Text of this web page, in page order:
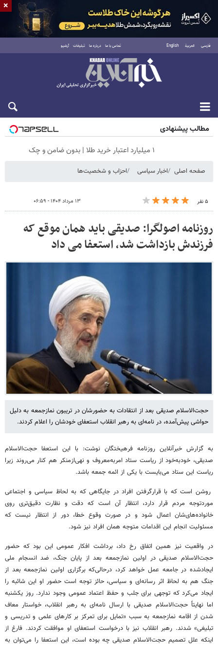
فارسی العربية English تماس با ما درباره ما تبلیغات آرشیو
شنبه ۱۷ مرداد ۱۴۰۵
مطالب پیشنهادی
۱ میلیارد اعتبار خرید طلا | بدون ضامن و چک
صفحه اصلی اخبار سیاسی احزاب و شخصیت‌ها
۵ نفر ۱۳ مرداد ۱۴۰۴ - ۰۶:۵۹
روزنامه اصولگرا: صدیقی باید همان موقع که
فرزندش بازداشت شد، استعفا می داد
حجت‌الاسلام صدیقی بعد از انتقادات به حضورشان در تریبون نمازجمعه به دلیل
حواشی پیش‌آمده، در نامه‌ای به رهبر انقلاب استعفای خودشان را اعلام کردند.
به گزارش خبرآنلاین روزنامه فرهیختگان نوشت: با این استعفا حجت‌الاسلام
صدیقی، خودبه‌خود از ریاست ستاد امربه‌معروف و نهی‌ازمنکر هم کنار ‌می‌روند زیرا
ریاست این ستاد می‌بایست با یکی از ائمه جمعه باشد.
روشن است که با قرارگرفتن افراد در جایگاهی که به لحاظ سیاسی و اجتماعی
موردتوجه مردم قرار دارد، انتظار آن است که دقت و نظارت دقیق‌تری روی
خانواده‌های‌شان اعمال شود و در صورت وقوع خطا، دور از انتظار نیست که
مسئولیت انجام این اقدامات متوجه همان افراد نیز شود.
در واقعیت نیز همین اتفاق رخ داد، برداشت افکار عمومی این بود که حضور
حجت‌الاسلام صدیقی در اولین نمازجمعه بعد از پایان جنگ، ضد انسجام ملی
ایجادشده در جامعه عمل خواهد کرد، درحالی‌که برگزاری اولین نمازجمعه بعد از
جنگ هم به لحاظ اثر رسانه‌ای و سیاسی، حائز توجه است حضور او این شائبه را
ایجاد می‌کرد که توجهی برای جلب و حفظ اعتماد عمومی وجود ندارد. روز یکشنبه
اما نهایتاً حجت‌الاسلام صدیقی با ارسال نامه‌ای به رهبر انقلاب، خواستار معاف
شدن از اقامه نمازجمعه به سبب «تمایل برای تمرکز بر کارهای علمی و تدریسی و
تبلیغی» شدند. رهبر انقلاب نیز با درخواست استعفای او موافقت کردند. فارغ از
اینکه علل تصمیم حجت‌الاسلام صدیقی چه بوده است، این استعفا را می‌توان به
×